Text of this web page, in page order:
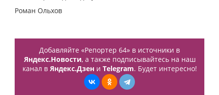
Роман Ольхов
Добавляйте «Репортер 64» в источники в
Яндекс.Новости, а также подписывайтесь на наш
канал в Яндекс.Дзени Telegram. Будет интересно!